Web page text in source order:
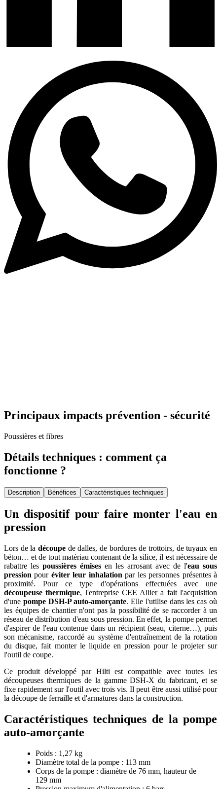
Principaux impacts prévention - sécurité
Poussières et fibres
Détails techniques : comment ça
fonctionne ?
Description Bénéfices Caractéristiques techniques
Un dispositif pour faire monter l'eau en
pression
Lors de la découpe de dalles, de bordures de trottoirs, de tuyaux en
béton… et de tout matériau contenant de la silice, il est nécessaire de
rabattre les poussières émises en les arrosant avec de l'eau sous
pression pour éviter leur inhalation par les personnes présentes à
proximité. Pour ce type d'opérations effectuées avec une
découpeuse thermique, l'entreprise CEE Allier a fait l'acquisition
d'une pompe DSH-P auto-amorçante. Elle l'utilise dans les cas où
les équipes de chantier n'ont pas la possibilité de se raccorder à un
réseau de distribution d'eau sous pression. En effet, la pompe permet
d'aspirer de l'eau contenue dans un récipient (seau, citerne…), puis
son mécanisme, raccordé au système d'entraînement de la rotation
du disque, fait monter le liquide en pression pour le projeter sur
l'outil de coupe.
Ce produit développé par Hilti est compatible avec toutes les
découpeuses thermiques de la gamme DSH-X du fabricant, et se
fixe rapidement sur l'outil avec trois vis. Il peut être aussi utilisé pour
la découpe de ferraille et d'armatures dans la construction.
Caractéristiques techniques de la pompe
auto-amorçante
Poids : 1,27 kg
Diamètre total de la pompe : 113 mm
Corps de la pompe : diamètre de 76 mm, hauteur de
129 mm